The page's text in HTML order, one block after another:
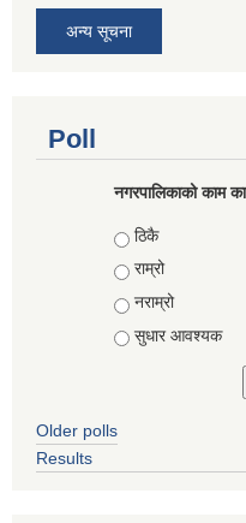
अन्य सूचना
Poll
नगरपालिकाको काम
Choices
ठिकै
राम्रो
नराम्रो
सुधार आवश्यक
Older polls
Results